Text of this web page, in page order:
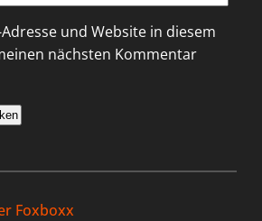
und Website in diesem
nächsten Kommentar
Foxboxx